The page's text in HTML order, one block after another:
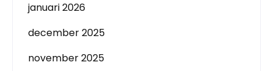
januari 2026
december 2025
november 2025